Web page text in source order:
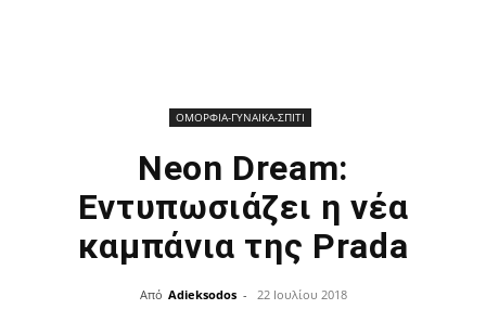
ΟΜΟΡΦΙΑ-ΓΥΝΑΙΚΑ-ΣΠΙΤΙ
Neon Dream:
Εντυπωσιάζει η νέα
καμπάνια της Prada
Από Adieksodos - 22 Ιουλίου 2018